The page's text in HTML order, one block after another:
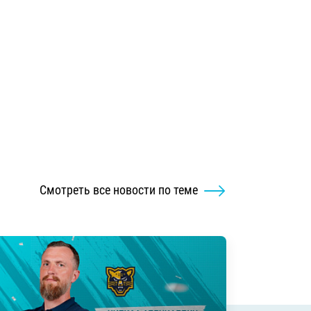
Смотреть все новости по теме